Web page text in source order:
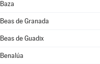
Baza
Beas de Granada
Beas de Guadix
Benalúa